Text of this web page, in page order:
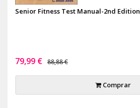
Senior Fitness Test Manual-2nd Edition
79,99 € 88,88 €
Comprar